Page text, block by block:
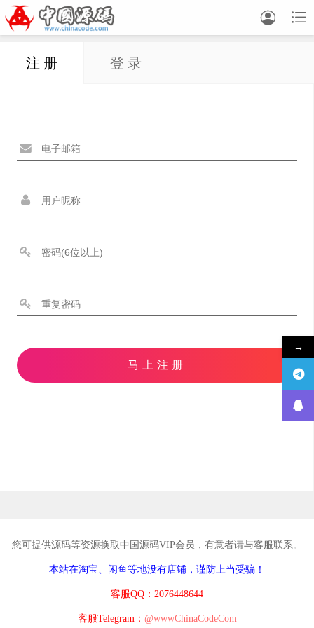


注 册 登 录
马上注册
您可提供源码等资源换取中国源码VIP会员，有意者请与客服联系。
本站在淘宝、闲鱼等地没有店铺，谨防上当受骗！
客服QQ：2076448644
客服Telegram： @wwwChinaCodeCom
→